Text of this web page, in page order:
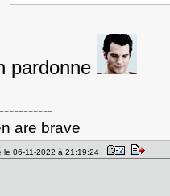
pardonne
are brave
le 06-11-2022 à 21:19:24